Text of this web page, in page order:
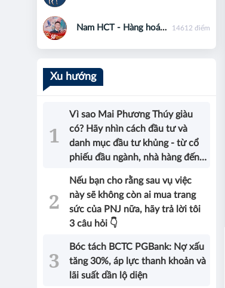
Nam HCT - Hàng hoá phái sinh - 0867091553 14612 điểm
Xu hướng
Vì sao Mai Phương Thúy giàu
có? Hãy nhìn cách đầu tư và
danh mục đầu tư khủng - từ cổ
phiếu đầu ngành, nhà hàng đến
được câu trả lời!
Nếu bạn cho rằng sau vụ việc
này sẽ không còn ai mua trang
sức của PNJ nữa, hãy trả lời tôi
3 câu hỏi 👇
Bóc tách BCTC PGBank: Nợ xấu
tăng 30%, áp lực thanh khoản và
lãi suất dần lộ diện